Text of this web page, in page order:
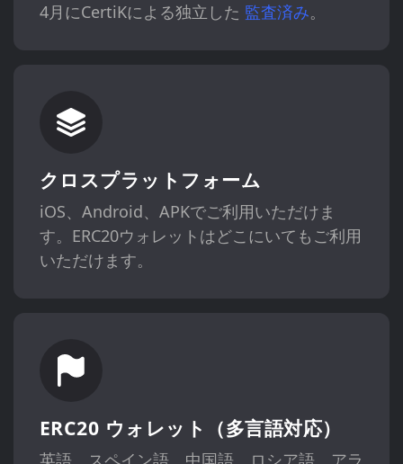
4月にCertiKによる独立した 監査済み。
クロスプラットフォーム
iOS、Android、APKでご利用いただけま
す。ERC20ウォレットはどこにいてもご利用
いただけます。
ERC20 ウォレット（多言語対応）
英語、スペイン語、中国語、ロシア語、アラ